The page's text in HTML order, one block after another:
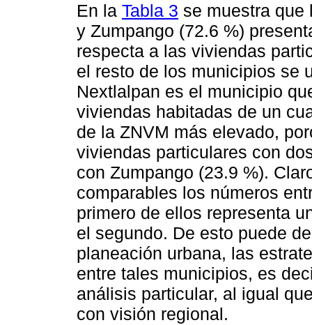
En la Tabla 3 se muestra que
y Zumpango (72.6 %)
respecta a las viviendas
el resto de los municipios se
Nextlalpan es el municipio
viviendas habitadas de un
de la ZNVM más elevado,
viviendas particulares con
con Zumpango (23.9 %).
comparables los números
primero de ellos representa
el segundo. De esto puede
planeación urbana, las
entre tales municipios, es
análisis particular, al igual
con visión regional.